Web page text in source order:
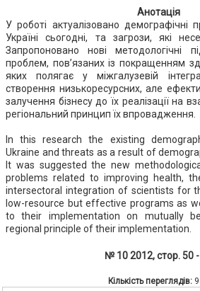
Анотація
У роботі актуалізовано демографічні
Україні сьогодні, та загрози, які
Запропоновано нові методологічні
проблем, пов’язаних із покращенням
яких полягає у міжгалузевій
створення низькоресурсних, але
залучення бізнесу до їх реалізації на
регіональний принцип їх впровадження.
In this research the existing
Ukraine and threats as a result of
It was suggested the new
problems related to improving health,
intersectoral integration of scientists for
low-resource but effective programs as
to their implementation on mutually
regional principle of their implementation.
№ 10 2012, стор. 50
Кількість переглядів: